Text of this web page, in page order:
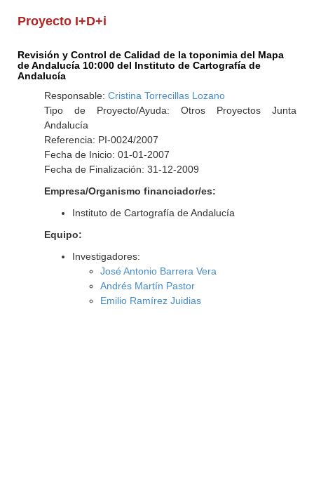
Proyecto I+D+i
Revisión y Control de Calidad de la toponimia del Mapa
de Andalucía 10:000 del Instituto de Cartografía de
Andalucía
Responsable: Cristina Torrecillas Lozano
Tipo de Proyecto/Ayuda: Otros Proyectos Junta
Andalucía
Referencia: PI-0024/2007
Fecha de Inicio: 01-01-2007
Fecha de Finalización: 31-12-2009
Empresa/Organismo financiador/es:
Instituto de Cartografía de Andalucía
Equipo:
Investigadores:
José Antonio Barrera Vera
Andrés Martín Pastor
Emilio Ramírez Juidias